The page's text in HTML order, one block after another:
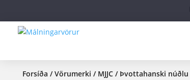
Forsíða /Vörumerki / MJJC/ Þvottahanski núðlu